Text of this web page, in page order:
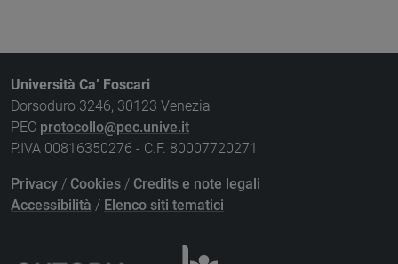
Università Ca’ Foscari
Dorsoduro 3246, 30123 Venezia
PEC protocollo@pec.unive.it
P.IVA 00816350276 - C.F. 80007720271
Privacy / Cookies / Credits e note legali
Accessibilità / Elenco siti tematici